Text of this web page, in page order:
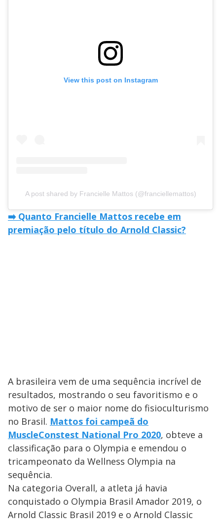
View this post on Instagram
A post shared by Francielle Mattos (@franciellemattos)
➡️ Quanto Francielle Mattos recebe em
premiação pelo título do Arnold Classic?
A brasileira vem de uma sequência incrível de
resultados, mostrando o seu favoritismo e o
motivo de ser o maior nome do fisioculturismo
no Brasil. Mattos foi campeã do
MuscleConstest National Pro 2020, obteve a
classificação para o Olympia e emendou o
tricampeonato da Wellness Olympia na
sequência.
Na categoria Overall, a atleta já havia
conquistado o Olympia Brasil Amador 2019, o
Arnold Classic Brasil 2019 e o Arnold Classic